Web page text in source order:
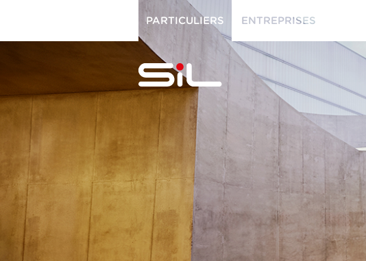
SiL
multimédia
PARTICULIERS
PARTICULIERS
ENTREPRISES
ENTREPRISES